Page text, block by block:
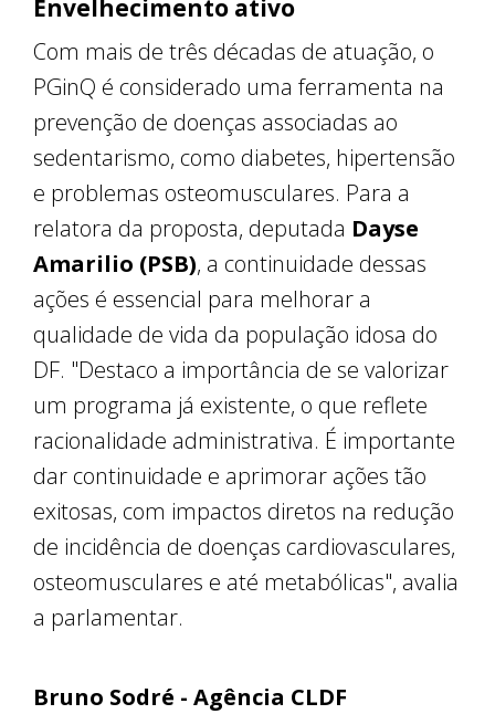
Envelhecimento ativo
Com mais de três décadas de atuação, o
PGinQ é considerado uma ferramenta na
prevenção de doenças associadas ao
sedentarismo, como diabetes, hipertensão
e problemas osteomusculares. Para a
relatora da proposta, deputada Dayse
Amarilio (PSB), a continuidade dessas
ações é essencial para melhorar a
qualidade de vida da população idosa do
DF. "Destaco a importância de se valorizar
um programa já existente, o que reflete
racionalidade administrativa. É importante
dar continuidade e aprimorar ações tão
exitosas, com impactos diretos na redução
de incidência de doenças cardiovasculares,
osteomusculares e até metabólicas", avalia
a parlamentar.
Bruno Sodré - Agência CLDF